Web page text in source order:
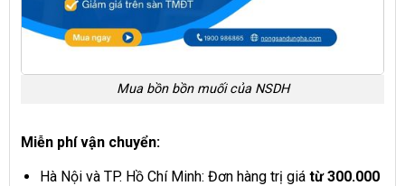
Mua bồn bồn muối của NSDH
Miễn phí vận chuyển:
Hà Nội và TP. Hồ Chí Minh: Đơn hàng trị giátừ 300.000